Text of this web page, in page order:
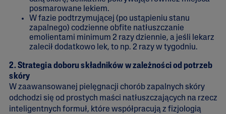
posmarowane lekiem.
W fazie podtrzymującej (po ustąpieniu stanu
zapalnego) codzienne obfite natłuszczanie
emolientami minimum 2 razy dziennie, a jeśli lekarz
zalecił dodatkowo lek, to np. 2 razy w tygodniu.
2. Strategia doboru składników w zależności od potrzeb
skóry
W zaawansowanej pielęgnacji chorób zapalnych skóry
odchodzi się od prostych maści natłuszczających na rzecz
inteligentnych formuł, które współpracują z fizjologią